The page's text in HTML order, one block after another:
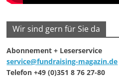
Wir sind gern für Sie da
Abonnement + Leserservice
service@fundraising-magazin.de
Telefon +49 (0)351 8 76 27-80